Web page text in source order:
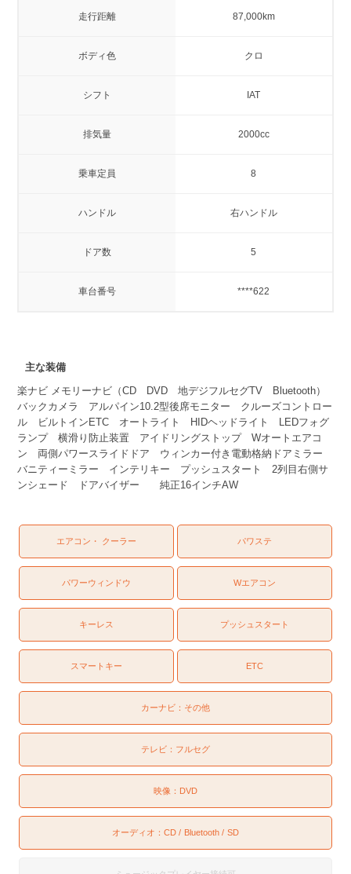
走行距離 87,000km
ボディ色 クロ
シフト IAT
排気量 2000cc
乗車定員 8
ハンドル 右ハンドル
ドア数 5
車台番号 ****622
主な装備
楽ナビ メモリーナビ（CD DVD 地デジフルセグTV Bluetooth）
バックカメラ アルパイン10.2型後席モニター クルーズコントロー
ル ビルトインETC オートライト HIDヘッドライト LEDフォグ
ランプ 横滑り防止装置 アイドリングストップ Wオートエアコ
ン 両側パワースライドドア ウィンカー付き電動格納ドアミラー
バニティーミラー インテリキー プッシュスタート 2列目右側サ
ンシェード ドアバイザー 純正16インチAW
エアコン・ クーラー パワステ
パワーウィンドウ Wエアコン
キーレス プッシュスタート
スマートキー ETC
カーナビ： その他
テレビ： フルセグ
映像： DVD
オーディオ： CD Bluetooth SD